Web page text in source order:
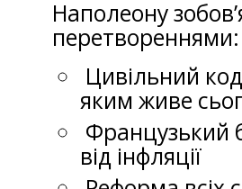
Наполеону
перетвореннями:
Цивільний
яким живе
Французький
від інфляції